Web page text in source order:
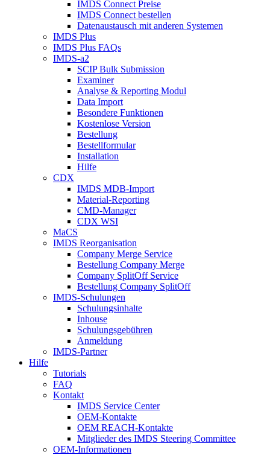
IMDS Connect Preise
IMDS Connect bestellen
Datenaustausch mit anderen Systemen
IMDS Plus
IMDS Plus FAQs
IMDS-a2
SCIP Bulk Submission
Examiner
Analyse & Reporting Modul
Data Import
Besondere Funktionen
Kostenlose Version
Bestellung
Bestellformular
Installation
Hilfe
CDX
IMDS MDB-Import
Material-Reporting
CMD-Manager
CDX WSI
MaCS
IMDS Reorganisation
Company Merge Service
Bestellung Company Merge
Company SplitOff Service
Bestellung Company SplitOff
IMDS-Schulungen
Schulungsinhalte
Inhouse
Schulungsgebühren
Anmeldung
IMDS-Partner
Hilfe
Tutorials
FAQ
Kontakt
IMDS Service Center
OEM-Kontakte
OEM REACH-Kontakte
Mitglieder des IMDS Steering Committee
OEM-Informationen